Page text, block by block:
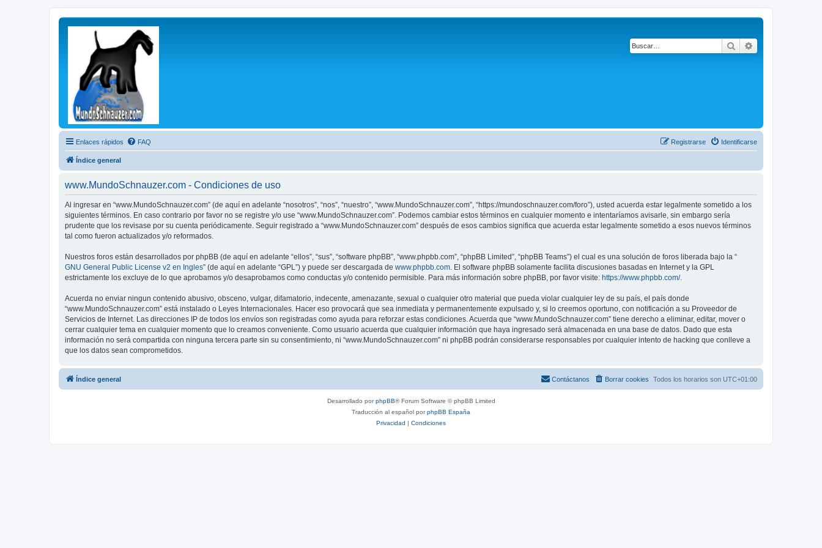
Buscar
Enlaces rápidos FAQ Identificarse
Registrarse
Índice general
www.MundoSchnauzer.com - Condiciones de uso
Al ingresar en “www.MundoSchnauzer.com” (de aquí en adelante “nosotros”, “nos”, “nuestro”, “www.MundoSchnauzer.com”, “https://mundoschnauzer.com/foro”), usted acuerda estar legalmente sometido a los
siguientes términos. En caso contrario por favor no se registre y/o use “www.MundoSchnauzer.com”. Podemos cambiar estos términos en cualquier momento e intentaríamos avisarle, sin embargo sería
prudente que los revisase por su cuenta periódicamente. Seguir registrado a “www.MundoSchnauzer.com” después de esos cambios significa que acuerda estar legalmente sometido a esos nuevos términos
tal como fueron actualizados y/o reformados.
Nuestros foros están desarrollados por phpBB (de aquí en adelante “ellos”, “sus”, “software phpBB”, “www.phpbb.com”, “phpBB Limited”, “phpBB Teams”) el cual es una solución de foros liberada bajo la “
GNU General Public License v2 en Ingles” (de aquí en adelante “GPL”) y puede ser descargada de www.phpbb.com. El software phpBB solamente facilita discusiones basadas en Internet y la GPL
estrictamente los excluye de lo que aprobamos y/o desaprobamos como conductas y/o contenido permisible. Para más información sobre phpBB, por favor visite: https://www.phpbb.com/.
Acuerda no enviar ningun contenido abusivo, obsceno, vulgar, difamatorio, indecente, amenazante, sexual o cualquier otro material que pueda violar cualquier ley de su país, el país donde
“www.MundoSchnauzer.com” está instalado o Leyes Internacionales. Hacer eso provocará que sea inmediata y permanentemente expulsado y, si lo creemos oportuno, con notificación a su Proveedor de
Servicios de Internet. Las direcciones IP de todos los envíos son registradas como ayuda para reforzar estas condiciones. Acuerda que “www.MundoSchnauzer.com” tiene derecho a eliminar, editar, mover o
cerrar cualquier tema en cualquier momento que lo creamos conveniente. Como usuario acuerda que cualquier información que haya ingresado será almacenada en una base de datos. Dado que esta
información no será compartida con ninguna tercera parte sin su consentimiento, ni “www.MundoSchnauzer.com” ni phpBB podrán considerarse responsables por cualquier intento de hacking que conlleve a
que los datos sean comprometidos.
Índice general Todos los horarios son UTC+01:00
Borrar cookies
Contáctanos
Desarrollado porphpBB® Forum Software © phpBB Limited
Traducción al español porphpBB España
Privacidad | Condiciones